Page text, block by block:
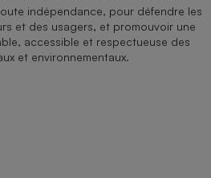
indépendance, pour défendre les
et des usagers, et promouvoir une
accessible et respectueuse des
et environnementaux.